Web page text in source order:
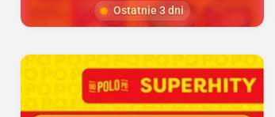
Ostatnie 3 dni